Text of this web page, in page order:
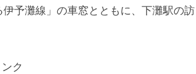
予灘線」の車窓とともに、下灘駅の訪
ク